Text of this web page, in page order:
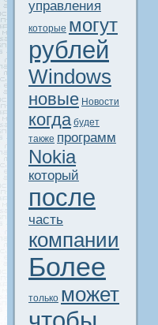
управления
которые могут
рублей
Windows
новые Новости
когда будeт
тaкже программ
Nokia
который
после
часть
компании
Более
только может